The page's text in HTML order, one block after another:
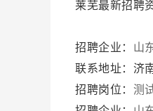
莱芜最新招聘
招聘企业： 山
联系地址：济
招聘岗位： 测